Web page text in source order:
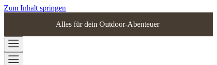
Zum Inhalt springen
Alles für dein Outdoor-Abenteuer